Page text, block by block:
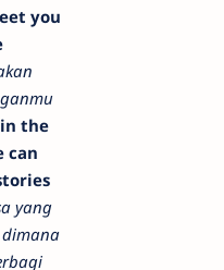
you
the
can
yang